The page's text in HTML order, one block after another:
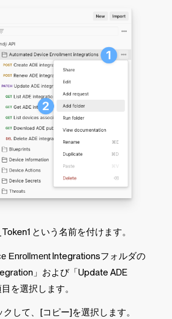
という名前を付けます。
Enrollment Integrationsフォルダの
」および「Update ADE
を選択します。
して、[コピー]を選択します。